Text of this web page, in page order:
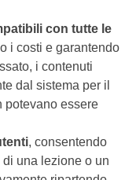
vantaggi per
online. In
con tutte
i costi e
(in passato,
fortemente dal